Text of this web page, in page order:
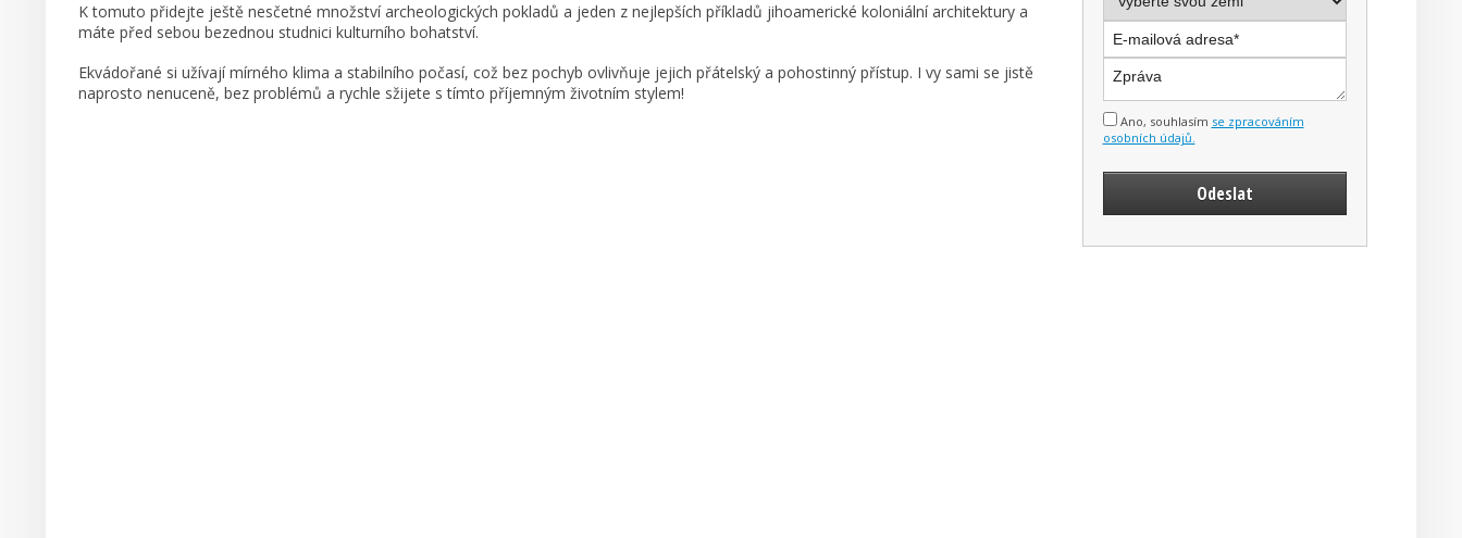
K tomuto přidejte ještě nesčetné množství archeologických pokladů a jeden z nejlepších příkladů jihoamerické koloniální architektury a
máte před sebou bezednou studnici kulturního bohatství.
Ekvádořané si užívají mírného klima a stabilního počasí, což bez pochyb ovlivňuje jejich přátelský a pohostinný přístup. I vy sami se jistě
naprosto nenuceně, bez problémů a rychle sžijete s tímto příjemným životním stylem!
Ano, souhlasím se zpracováním
osobních údajů.